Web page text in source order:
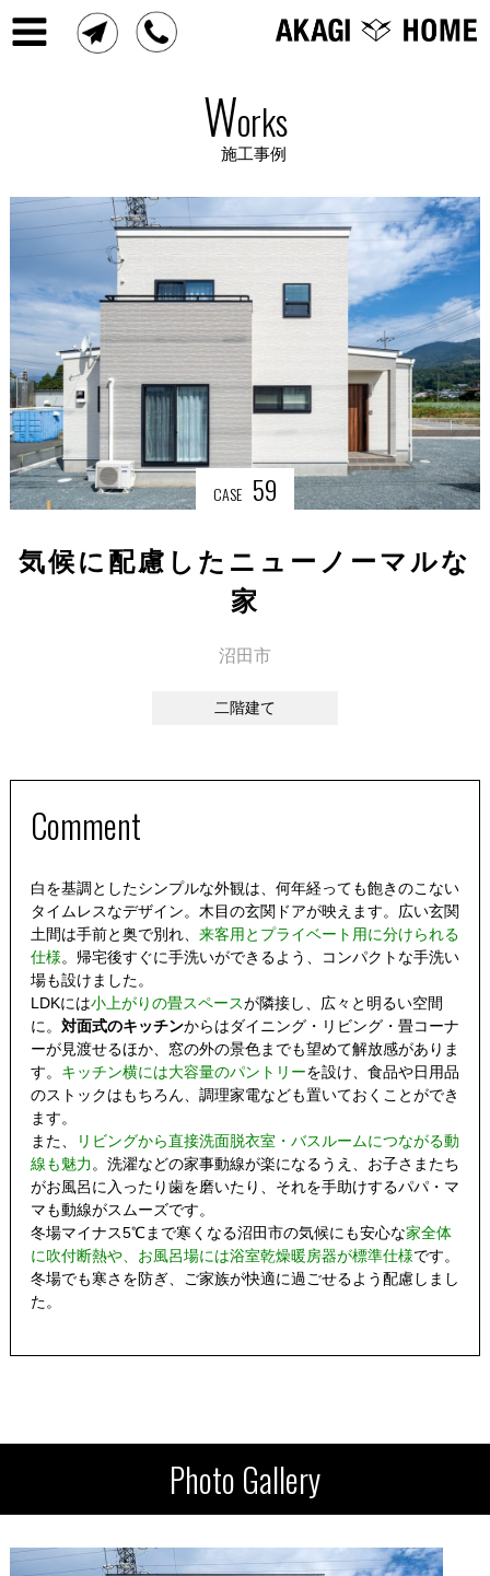
Works
施工事例
CASE 59
気候に配慮したニューノーマルな
家
沼田市
二階建て
Comment
白を基調としたシンプルな外観は、何年経っても飽きのこない
タイムレスなデザイン。木目の玄関ドアが映えます。広い玄関
土間は手前と奥で別れ、 来客用とプライベート用に分けられる
仕様。帰宅後すぐに手洗いができるよう、コンパクトな手洗い
場も設けました。
LDKには小上がりの畳スペースが隣接し、広々と明るい空間
に。 対面式のキッチンからはダイニング・リビング・畳コーナ
ーが見渡せるほか、窓の外の景色までも望めて解放感がありま
す。 キッチン横には大容量のパントリーを設け、食品や日用品
のストックはもちろん、調理家電なども置いておくことができ
ます。
また、
リビングから直接洗面脱衣室・バスルームにつながる動
線も魅力。洗濯などの家事動線が楽になるうえ、お子さまたち
がお風呂に入ったり歯を磨いたり、それを手助けするパパ・マ
マも動線がスムーズです。
冬場マイナス5℃まで寒くなる沼田市の気候にも安心な家全体
に吹付断熱や、お風呂場には浴室乾燥暖房器が標準仕様です。
冬場でも寒さを防ぎ、ご家族が快適に過ごせるよう配慮しまし
た。
Photo Gallery